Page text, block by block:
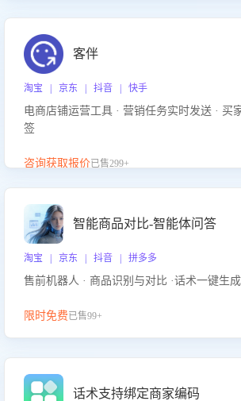
客伴
淘宝 | 京东 | 抖音 | 快手
电商店铺运营工具 · 营销任务实时发送 · 买
签
咨询获取报价已售299+
智能商品对比-智能体问答
淘宝 | 京东 | 抖音 | 拼多多
售前机器人 · 商品识别与对比 ·话术一键生成
限时免费已售99+
话术支持绑定商家编码